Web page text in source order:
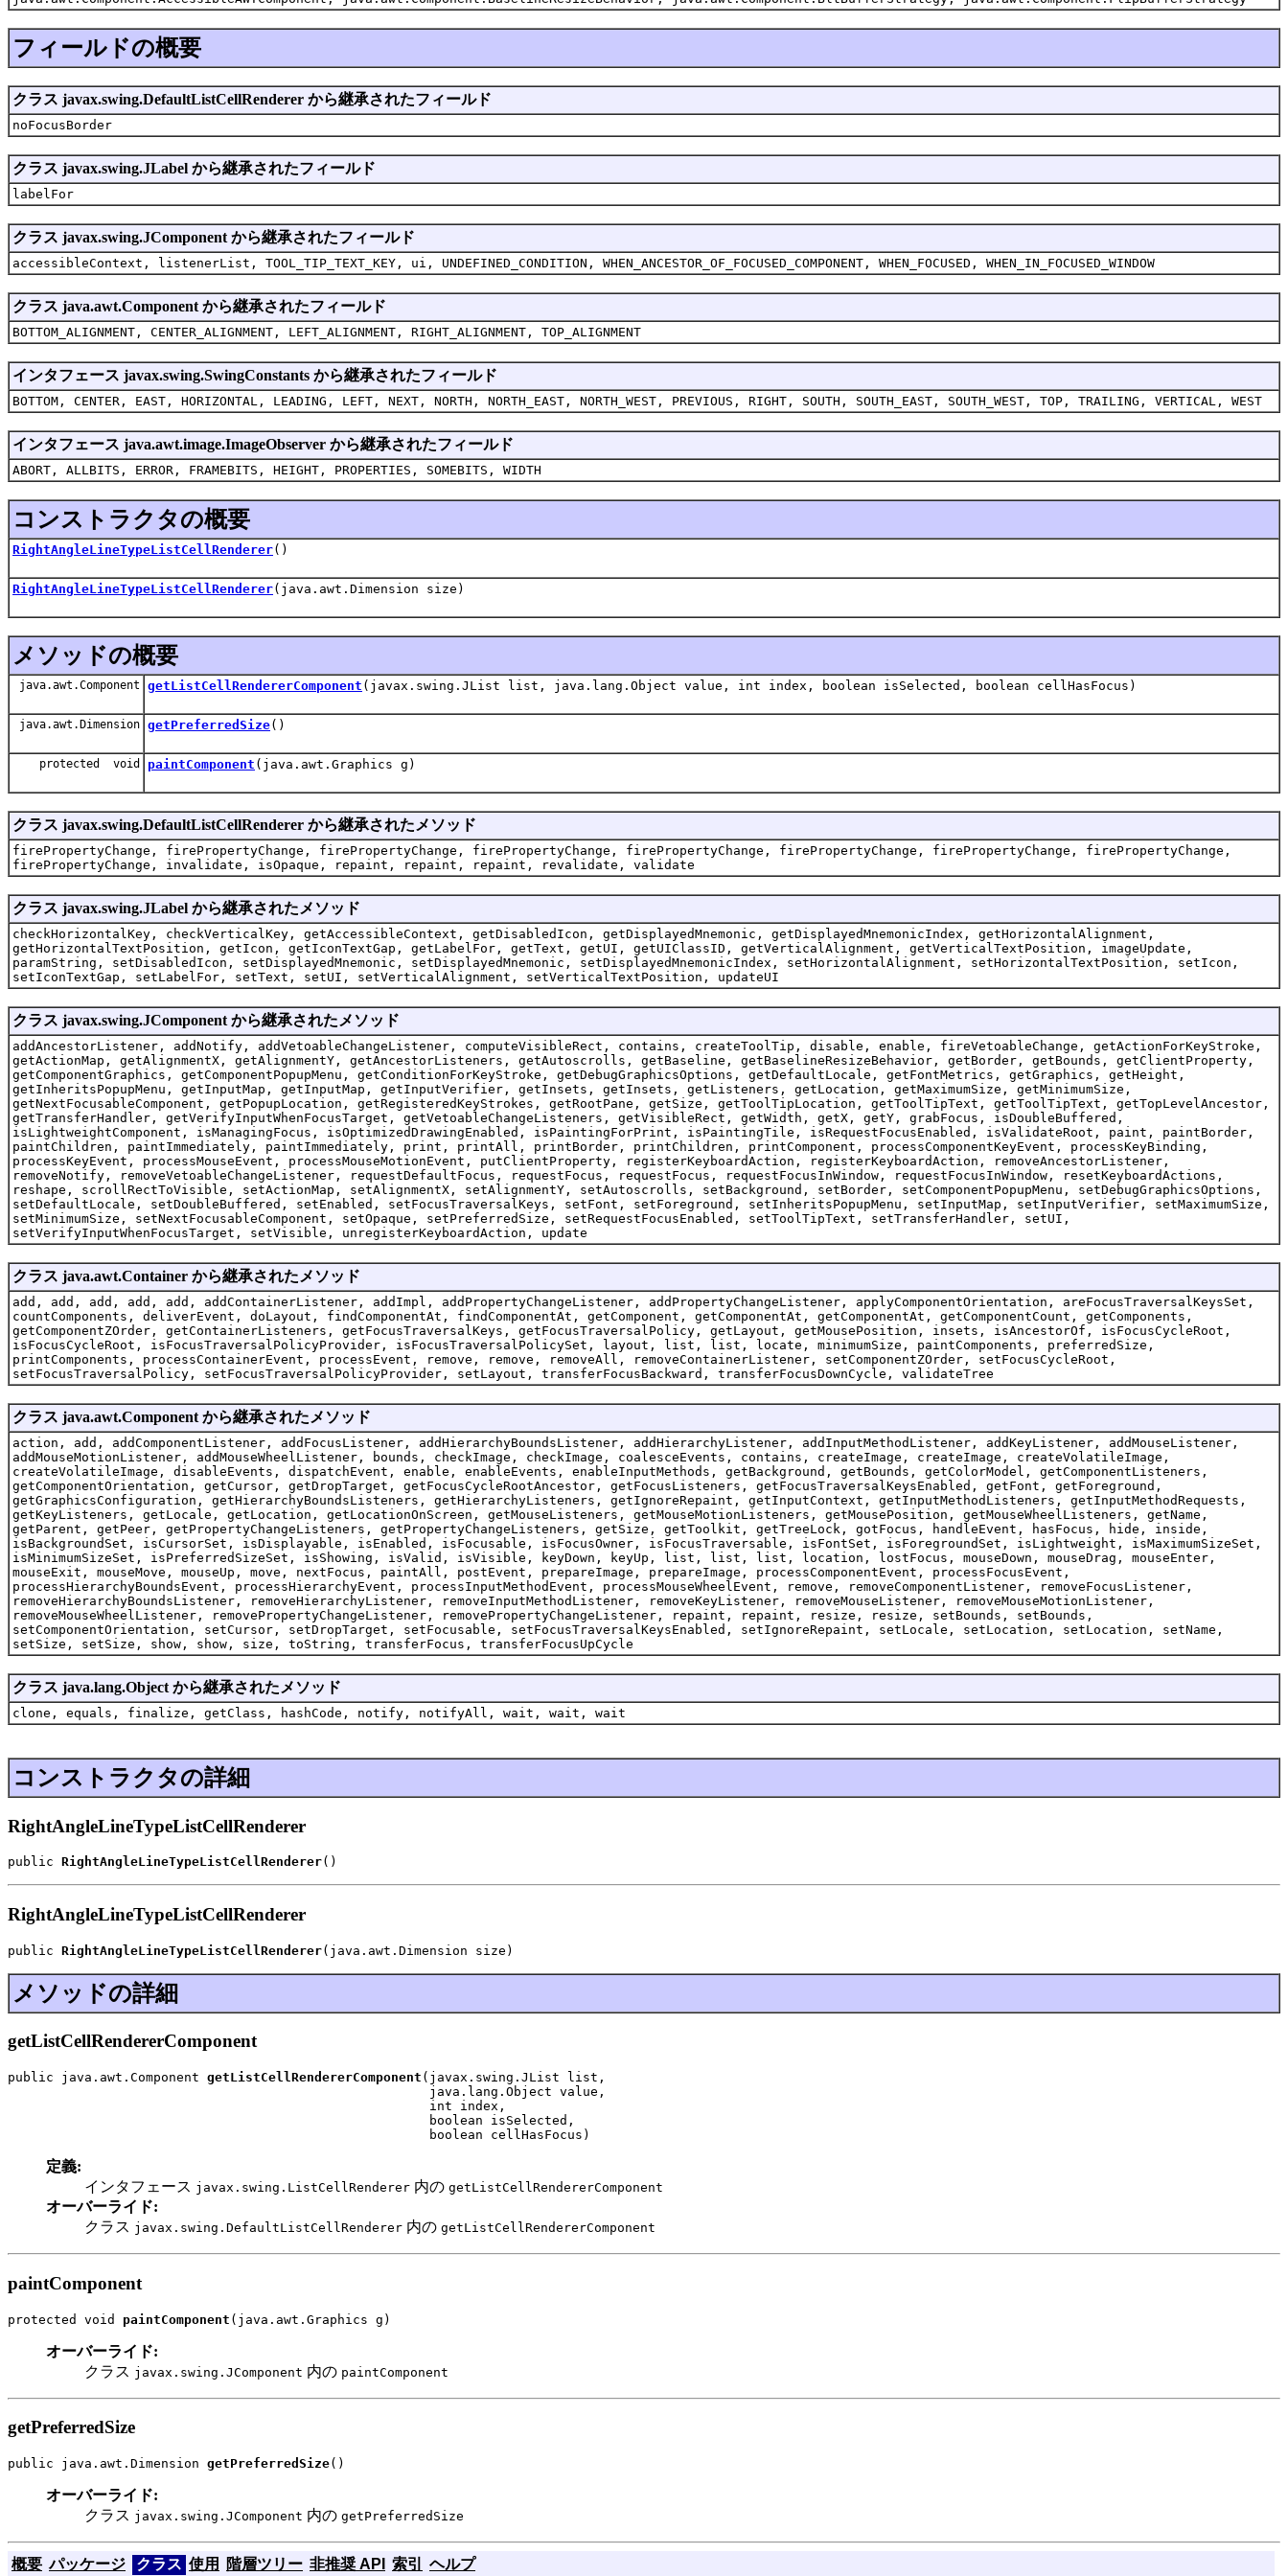
フィールドの概要
クラス javax.swing.DefaultListCellRenderer から継承されたフィールド
noFocusBorder
クラス javax.swing.JLabel から継承されたフィールド
labelFor
クラス javax.swing.JComponent から継承されたフィールド
accessibleContext, listenerList, TOOL_TIP_TEXT_KEY, ui, UNDEFINED_CONDITION, WHEN_ANCESTOR_OF_FOCUSED_COMPONENT, WHEN_FOCUSED, WHEN_IN_FOCUSED_WINDOW
クラス java.awt.Component から継承されたフィールド
BOTTOM_ALIGNMENT, CENTER_ALIGNMENT, LEFT_ALIGNMENT, RIGHT_ALIGNMENT, TOP_ALIGNMENT
インタフェース javax.swing.SwingConstants から継承されたフィールド
BOTTOM, CENTER, EAST, HORIZONTAL, LEADING, LEFT, NEXT, NORTH, NORTH_EAST, NORTH_WEST, PREVIOUS, RIGHT, SOUTH, SOUTH_EAST, SOUTH_WEST, TOP, TRAILING, VERTICAL, WEST
インタフェース java.awt.image.ImageObserver から継承されたフィールド
ABORT, ALLBITS, ERROR, FRAMEBITS, HEIGHT, PROPERTIES, SOMEBITS, WIDTH
コンストラクタの概要
RightAngleLineTypeListCellRenderer()
RightAngleLineTypeListCellRenderer(java.awt.Dimension size)
メソッドの概要
java.awt.Component getListCellRendererComponent (javax.swing.JList list, java.lang.Object value, int index, boolean isSelected, boolean cellHasFocus)
java.awt.Dimension getPreferredSize()
protected void paintComponent (java.awt.Graphics g)
クラス javax.swing.DefaultListCellRenderer から継承されたメソッド
firePropertyChange, firePropertyChange, firePropertyChange, firePropertyChange, firePropertyChange, firePropertyChange, firePropertyChange, firePropertyChange,
firePropertyChange, invalidate, isOpaque, repaint, repaint, repaint, revalidate, validate
クラス javax.swing.JLabel から継承されたメソッド
checkHorizontalKey, checkVerticalKey, getAccessibleContext, getDisabledIcon, getDisplayedMnemonic, getDisplayedMnemonicIndex, getHorizontalAlignment,
getHorizontalTextPosition, getIcon, getIconTextGap, getLabelFor, getText, getUI, getUIClassID, getVerticalAlignment, getVerticalTextPosition, imageUpdate,
paramString, setDisabledIcon, setDisplayedMnemonic, setDisplayedMnemonic, setDisplayedMnemonicIndex, setHorizontalAlignment, setHorizontalTextPosition, setIcon,
setIconTextGap, setLabelFor, setText, setUI, setVerticalAlignment, setVerticalTextPosition, updateUI
クラス javax.swing.JComponent から継承されたメソッド
addAncestorListener, addNotify, addVetoableChangeListener, computeVisibleRect, contains, createToolTip, disable, enable, fireVetoableChange, getActionForKeyStroke,
getActionMap, getAlignmentX, getAlignmentY, getAncestorListeners, getAutoscrolls, getBaseline, getBaselineResizeBehavior, getBorder, getBounds, getClientProperty,
getComponentGraphics, getComponentPopupMenu, getConditionForKeyStroke, getDebugGraphicsOptions, getDefaultLocale, getFontMetrics, getGraphics, getHeight,
getInheritsPopupMenu, getInputMap, getInputMap, getInputVerifier, getInsets, getInsets, getListeners, getLocation, getMaximumSize, getMinimumSize,
getNextFocusableComponent, getPopupLocation, getRegisteredKeyStrokes, getRootPane, getSize, getToolTipLocation, getToolTipText, getToolTipText, getTopLevelAncestor,
getTransferHandler, getVerifyInputWhenFocusTarget, getVetoableChangeListeners, getVisibleRect, getWidth, getX, getY, grabFocus, isDoubleBuffered,
isLightweightComponent, isManagingFocus, isOptimizedDrawingEnabled, isPaintingForPrint, isPaintingTile, isRequestFocusEnabled, isValidateRoot, paint, paintBorder,
paintChildren, paintImmediately, paintImmediately, print, printAll, printBorder, printChildren, printComponent, processComponentKeyEvent, processKeyBinding,
processKeyEvent, processMouseEvent, processMouseMotionEvent, putClientProperty, registerKeyboardAction, registerKeyboardAction, removeAncestorListener,
removeNotify, removeVetoableChangeListener, requestDefaultFocus, requestFocus, requestFocus, requestFocusInWindow, requestFocusInWindow, resetKeyboardActions,
reshape, scrollRectToVisible, setActionMap, setAlignmentX, setAlignmentY, setAutoscrolls, setBackground, setBorder, setComponentPopupMenu, setDebugGraphicsOptions,
setDefaultLocale, setDoubleBuffered, setEnabled, setFocusTraversalKeys, setFont, setForeground, setInheritsPopupMenu, setInputMap, setInputVerifier, setMaximumSize,
setMinimumSize, setNextFocusableComponent, setOpaque, setPreferredSize, setRequestFocusEnabled, setToolTipText, setTransferHandler, setUI,
setVerifyInputWhenFocusTarget, setVisible, unregisterKeyboardAction, update
クラス java.awt.Container から継承されたメソッド
add, add, add, add, add, addContainerListener, addImpl, addPropertyChangeListener, addPropertyChangeListener, applyComponentOrientation, areFocusTraversalKeysSet,
countComponents, deliverEvent, doLayout, findComponentAt, findComponentAt, getComponent, getComponentAt, getComponentAt, getComponentCount, getComponents,
getComponentZOrder, getContainerListeners, getFocusTraversalKeys, getFocusTraversalPolicy, getLayout, getMousePosition, insets, isAncestorOf, isFocusCycleRoot,
isFocusCycleRoot, isFocusTraversalPolicyProvider, isFocusTraversalPolicySet, layout, list, list, locate, minimumSize, paintComponents, preferredSize,
printComponents, processContainerEvent, processEvent, remove, remove, removeAll, removeContainerListener, setComponentZOrder, setFocusCycleRoot,
setFocusTraversalPolicy, setFocusTraversalPolicyProvider, setLayout, transferFocusBackward, transferFocusDownCycle, validateTree
クラス java.awt.Component から継承されたメソッド
action, add, addComponentListener, addFocusListener, addHierarchyBoundsListener, addHierarchyListener, addInputMethodListener, addKeyListener, addMouseListener,
addMouseMotionListener, addMouseWheelListener, bounds, checkImage, checkImage, coalesceEvents, contains, createImage, createImage, createVolatileImage,
createVolatileImage, disableEvents, dispatchEvent, enable, enableEvents, enableInputMethods, getBackground, getBounds, getColorModel, getComponentListeners,
getComponentOrientation, getCursor, getDropTarget, getFocusCycleRootAncestor, getFocusListeners, getFocusTraversalKeysEnabled, getFont, getForeground,
getGraphicsConfiguration, getHierarchyBoundsListeners, getHierarchyListeners, getIgnoreRepaint, getInputContext, getInputMethodListeners, getInputMethodRequests,
getKeyListeners, getLocale, getLocation, getLocationOnScreen, getMouseListeners, getMouseMotionListeners, getMousePosition, getMouseWheelListeners, getName,
getParent, getPeer, getPropertyChangeListeners, getPropertyChangeListeners, getSize, getToolkit, getTreeLock, gotFocus, handleEvent, hasFocus, hide, inside,
isBackgroundSet, isCursorSet, isDisplayable, isEnabled, isFocusable, isFocusOwner, isFocusTraversable, isFontSet, isForegroundSet, isLightweight, isMaximumSizeSet,
isMinimumSizeSet, isPreferredSizeSet, isShowing, isValid, isVisible, keyDown, keyUp, list, list, list, location, lostFocus, mouseDown, mouseDrag, mouseEnter,
mouseExit, mouseMove, mouseUp, move, nextFocus, paintAll, postEvent, prepareImage, prepareImage, processComponentEvent, processFocusEvent,
processHierarchyBoundsEvent, processHierarchyEvent, processInputMethodEvent, processMouseWheelEvent, remove, removeComponentListener, removeFocusListener,
removeHierarchyBoundsListener, removeHierarchyListener, removeInputMethodListener, removeKeyListener, removeMouseListener, removeMouseMotionListener,
removeMouseWheelListener, removePropertyChangeListener, removePropertyChangeListener, repaint, repaint, resize, resize, setBounds, setBounds,
setComponentOrientation, setCursor, setDropTarget, setFocusable, setFocusTraversalKeysEnabled, setIgnoreRepaint, setLocale, setLocation, setLocation, setName,
setSize, setSize, show, show, size, toString, transferFocus, transferFocusUpCycle
クラス java.lang.Object から継承されたメソッド
clone, equals, finalize, getClass, hashCode, notify, notifyAll, wait, wait, wait
コンストラクタの詳細
RightAngleLineTypeListCellRenderer
public RightAngleLineTypeListCellRenderer()
RightAngleLineTypeListCellRenderer
public RightAngleLineTypeListCellRenderer(java.awt.Dimension size)
メソッドの詳細
getListCellRendererComponent
public java.awt.Component getListCellRendererComponent (javax.swing.JList list,
                                                       java.lang.Object value,
                                                       int index,
                                                       boolean isSelected,
                                                       boolean cellHasFocus)
定義:
インタフェース javax.swing.ListCellRenderer 内の getListCellRendererComponent
オーバーライド:
クラス javax.swing.DefaultListCellRenderer 内の getListCellRendererComponent
paintComponent
protected void paintComponent (java.awt.Graphics g)
オーバーライド:
クラス javax.swing.JComponent 内の paintComponent
getPreferredSize
public java.awt.Dimension getPreferredSize()
オーバーライド:
クラス javax.swing.JComponent 内の getPreferredSize
概要 パッケージ クラス 使用 階層ツリー 非推奨 API 索引 ヘルプ